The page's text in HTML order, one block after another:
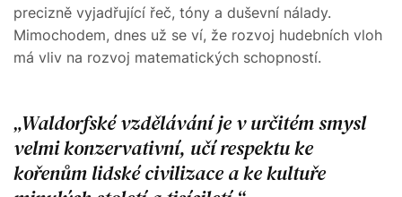
precizně vyjadřující řeč, tóny a duševní nálady.
Mimochodem, dnes už se ví, že rozvoj hudebních vloh
má vliv na rozvoj matematických schopností.
Waldorfské vzdělávání je v určitém smysl
velmi konzervativní, učí respektu ke
kořenům lidské civilizace a ke kultuře